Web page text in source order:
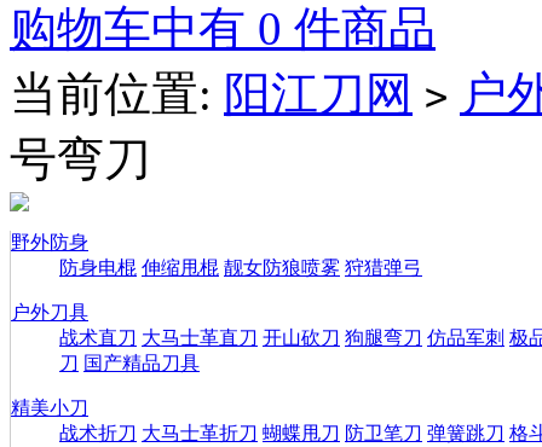
购物车中有 0 件商品
当前位置: 阳江刀网 > 户
号弯刀
野外防身
防身电棍 伸缩甩棍 靓女防狼喷雾 狩猎弹弓
户外刀具
战术直刀 大马士革直刀 开山砍刀 狗腿弯刀 仿品军刺 极
刀 国产精品刀具
精美小刀
战术折刀 大马士革折刀 蝴蝶甩刀 防卫笔刀 弹簧跳刀 格